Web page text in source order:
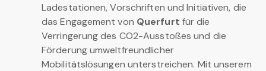
Ladestationen, Vorschriften und Initiativen, die
das Engagement von Querfurt für die
Verringerung des CO2-Ausstoßes und die
Förderung umweltfreundlicher
Mobilitätslösungen unterstreichen. Mit unserem